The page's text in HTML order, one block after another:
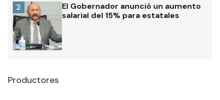
El Gobernador anunció un aumento
salarial del 15% para estatales
2
Productores